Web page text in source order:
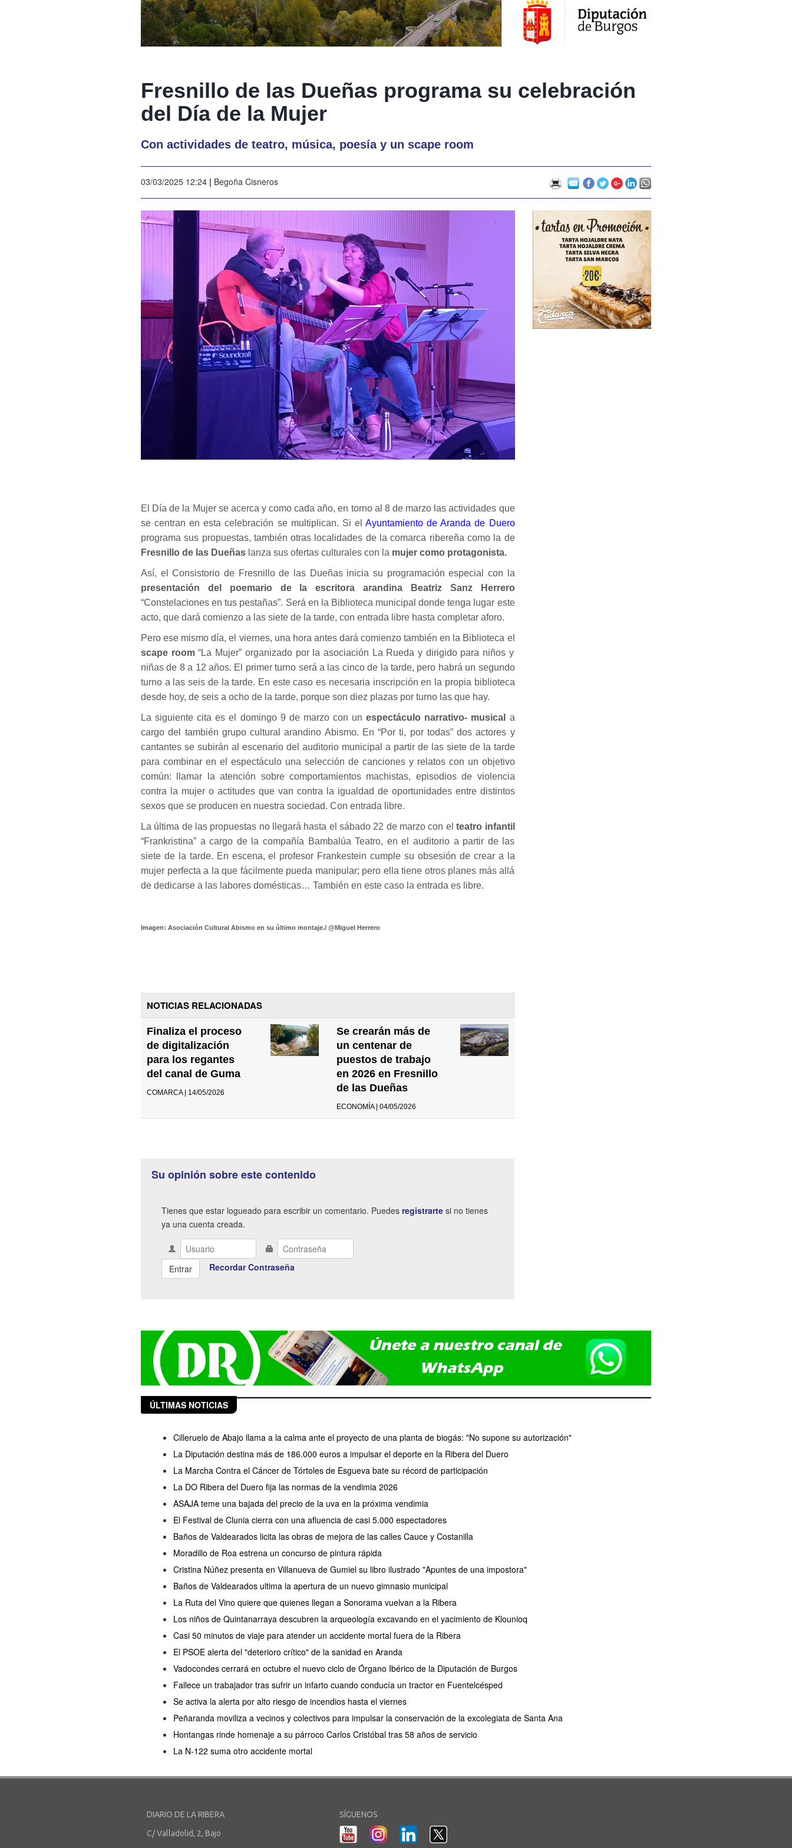
Fresnillo de las Dueñas programa su celebración
del Día de la Mujer
Con actividades de teatro, música, poesía y un scape room
03/03/2025 12:24 | Begoña Cisneros
El Día de la Mujer se acerca y como cada año, en torno al 8 de marzo las actividades que
se centran en esta celebración se multiplican. Si elAyuntamiento de Aranda de Duero
programa sus propuestas, también otras localidades de la comarca ribereña como la de
Fresnillo de las Dueñas lanza sus ofertas culturales con la mujer como protagonista.
Así, el Consistorio de Fresnillo de las Dueñas inicia su programación especial con la
presentación del poemario de la escritora arandina Beatriz Sanz Herrero
“Constelaciones en tus pestañas”. Será en la Biblioteca municipal donde tenga lugar este
acto, que dará comienzo a las siete de la tarde, con entrada libre hasta completar aforo.
Pero ese mismo día, el viernes, una hora antes dará comienzo también en la Biblioteca el
scape room“La Mujer” organizado por la asociación La Rueda y dirigido para niños y
niñas de 8 a 12 años. El primer turno será a las cinco de la tarde, pero habrá un segundo
turno a las seis de la tarde. En este caso es necesaria inscripción en la propia biblioteca
desde hoy, de seis a ocho de la tarde, porque son diez plazas por turno las que hay.
La siguiente cita es el domingo 9 de marzo con unespectáculo narrativo- musical a
cargo del también grupo cultural arandino Abismo. En “Por ti, por todas” dos actores y
cantantes se subirán al escenario del auditorio municipal a partir de las siete de la tarde
para combinar en el espectáculo una selección de canciones y relatos con un objetivo
común: llamar la atención sobre comportamientos machistas, episodios de violencia
contra la mujer o actitudes que van contra la igualdad de oportunidades entre distintos
sexos que se producen en nuestra sociedad. Con entrada libre.
La última de las propuestas no llegará hasta el sábado 22 de marzo con el teatro infantil
“Frankristina” a cargo de la compañía Bambalúa Teatro, en el auditorio a partir de las
siete de la tarde. En escena, el profesor Frankestein cumple su obsesión de crear a la
mujer perfecta a la que fácilmente pueda manipular; pero ella tiene otros planes más allá
de dedicarse a las labores domésticas… También en este caso la entrada es libre.
Imagen: Asociación Cultural Abismo en su último montaje./ @Miguel Herrero
NOTICIAS RELACIONADAS
Finaliza el proceso
de digitalización
para los regantes
del canal de Guma
COMARCA | 14/05/2026
Se crearán más de
un centenar de
puestos de trabajo
en 2026 en Fresnillo
de las Dueñas
ECONOMÍA | 04/05/2026
Su opinión sobre este contenido
Tienes que estar logueado para escribir un comentario. Puedes registrarte si no tienes
ya una cuenta creada.
Recordar Contraseña
ÚLTIMAS NOTICIAS
Cilleruelo de Abajo llama a la calma ante el proyecto de una planta de biogás: "No supone su autorización"
La Diputación destina más de 186.000 euros a impulsar el deporte en la Ribera del Duero
La Marcha Contra el Cáncer de Tórtoles de Esgueva bate su récord de participación
La DO Ribera del Duero fija las normas de la vendimia 2026
ASAJA teme una bajada del precio de la uva en la próxima vendimia
El Festival de Clunia cierra con una afluencia de casi 5.000 espectadores
Baños de Valdearados licita las obras de mejora de las calles Cauce y Costanilla
Moradillo de Roa estrena un concurso de pintura rápida
Cristina Núñez presenta en Villanueva de Gumiel su libro ilustrado "Apuntes de una impostora"
Baños de Valdearados ultima la apertura de un nuevo gimnasio municipal
La Ruta del Vino quiere que quienes llegan a Sonorama vuelvan a la Ribera
Los niños de Quintanarraya descubren la arqueología excavando en el yacimiento de Klounioq
Casi 50 minutos de viaje para atender un accidente mortal fuera de la Ribera
El PSOE alerta del "deterioro crítico" de la sanidad en Aranda
Vadocondes cerrará en octubre el nuevo ciclo de Órgano Ibérico de la Diputación de Burgos
Fallece un trabajador tras sufrir un infarto cuando conducía un tractor en Fuentelcésped
Se activa la alerta por alto riesgo de incendios hasta el viernes
Peñaranda moviliza a vecinos y colectivos para impulsar la conservación de la excolegiata de Santa Ana
Hontangas rinde homenaje a su párroco Carlos Cristóbal tras 58 años de servicio
La N-122 suma otro accidente mortal
DIARIO DE LA RIBERA
C/ Valladolid, 2, Bajo
SÍGUENOS